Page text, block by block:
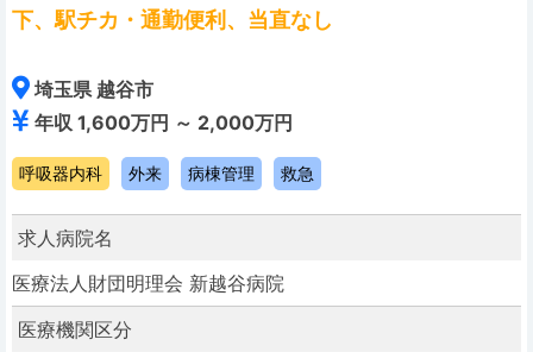
下、駅チカ・通勤便利、当直なし
埼玉県 越谷市
年収 1,600万円 ～ 2,000万円
呼吸器内科 外来 病棟管理 救急
求人病院名
医療法人財団明理会 新越谷病院
医療機関区分